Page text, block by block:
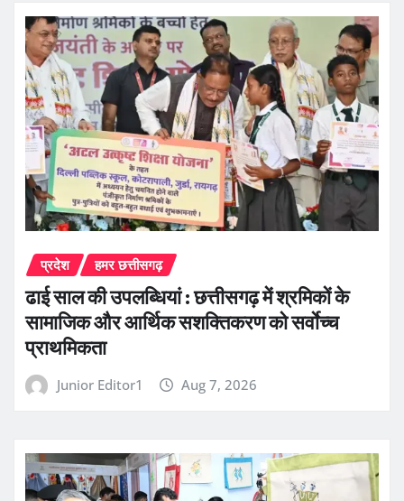
प्रदेश हमर छत्तीसगढ़
ढाई साल की उपलब्धियां : छत्तीसगढ़ में श्रमिकों के
सामाजिक और आर्थिक सशक्तिकरण को सर्वाेच्च
प्राथमिकता
Junior Editor1 Aug 7, 2026